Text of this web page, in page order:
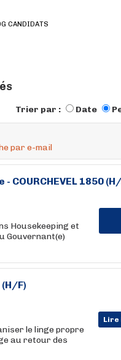
CANDIDATS
Trier par : Date
par e-mail
1850
Housekeeping et
Gouvernant(e)
F)
Lire
le linge propre
au retour des